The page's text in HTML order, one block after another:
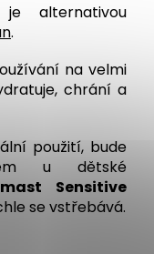
alternativou
.
na velmi
chrání a
použití, bude
u dětské
Sensitive
se vstřebává.